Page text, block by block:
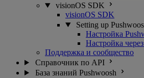
visionOS SDK
visionOS SDK
Setting up
Настройка
Настройка
Поддержка и сообщество
Справочник по API
База знаний Pushwoosh